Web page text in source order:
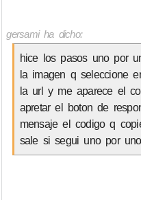
gersami ha dicho:
hice los pasos uno por
la imagen q seleccione
la url y me aparece el
apretar el boton de
mensaje el codigo q
sale si segui uno por